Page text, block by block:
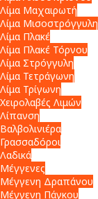
Λίμα Μαχαιρωτή
Λίμα Μισοστρόγγυλη
Λίμα Πλακέ
Λίμα Πλακέ Τόρνου
Λίμα Στρόγγυλη
Λίμα Τετράγωνη
Λίμα Τρίγωνη
Χειρολαβές Λιμών
Λίπανση
Βαλβολινιέρα
Γρασσαδόροι
Λαδικά
Μέγγενες
Μέγγενη Δραπάνου
Μέγγενη Πάγκου